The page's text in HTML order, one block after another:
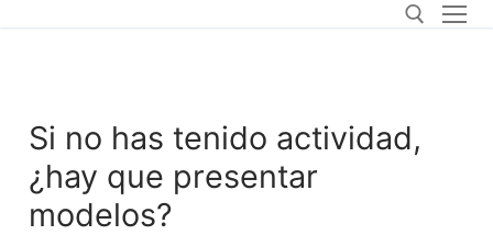
Si no has tenido actividad,
¿hay que presentar
modelos?